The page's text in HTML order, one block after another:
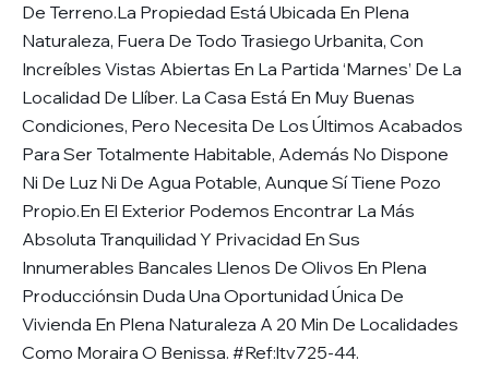
De Terreno.La Propiedad Está Ubicada En Plena
Naturaleza, Fuera De Todo Trasiego Urbanita, Con
Increíbles Vistas Abiertas En La Partida ‘Marnes’ De La
Localidad De Llíber. La Casa Está En Muy Buenas
Condiciones, Pero Necesita De Los Últimos Acabados
Para Ser Totalmente Habitable, Además No Dispone
Ni De Luz Ni De Agua Potable, Aunque Sí Tiene Pozo
Propio.En El Exterior Podemos Encontrar La Más
Absoluta Tranquilidad Y Privacidad En Sus
Innumerables Bancales Llenos De Olivos En Plena
Producciónsin Duda Una Oportunidad Única De
Vivienda En Plena Naturaleza A 20 Min De Localidades
Como Moraira O Benissa. #Ref:ltv725-44.